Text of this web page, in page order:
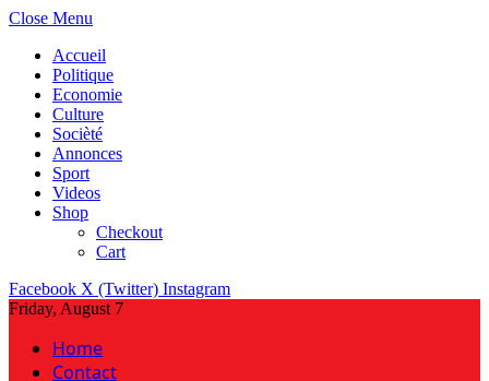
Close Menu
Accueil
Politique
Economie
Culture
Socièté
Annonces
Sport
Videos
Shop
Checkout
Cart
Facebook X (Twitter) Instagram
Friday, August 7
Home
Contact